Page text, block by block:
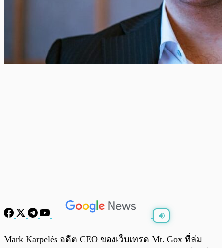
พร้อมเล่น /0:00
Mark Karpelès อดีต CEO ของเว็บเทรด Mt. Gox ที่ล่ม